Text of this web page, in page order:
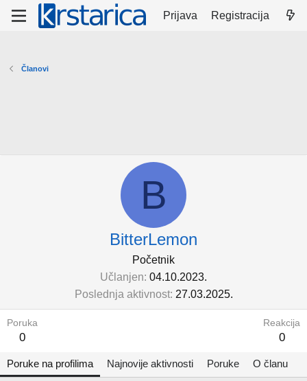
Prijava Registracija
Članovi
B
BitterLemon
Početnik
Učlanjen 04.10.2023.
Poslednja aktivnost 27.03.2025.
Poruka
0
Reakcija
0
Poruke na profilima Najnovije aktivnosti Poruke O članu